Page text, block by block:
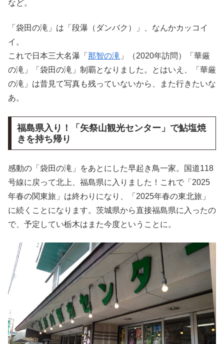
など。
「袋田の滝」は「段瀑（ダンバク）」、なんかカッコイ
イ。
これで日本三大名瀑「 那智の滝 」（2020年訪問）「華厳
の滝」「袋田の滝」制覇となりました。とはいえ、「華厳
の滝」は昔見て写真も残っていないから、また行きたいな
あ。
福島県入り！「矢祭山観光センター」で鮎塩焼
きを持ち帰り
感動の「袋田の滝」をあとにした早起き鳥一家。国道118
号線に戻って北上、福島県に入りました！これで「2025
年春の関東旅」は終わりになり、「2025年春の東北旅」
に続くことになります。茨城県から直接福島県に入ったの
で、予定してい栃木はまた今度ということに。